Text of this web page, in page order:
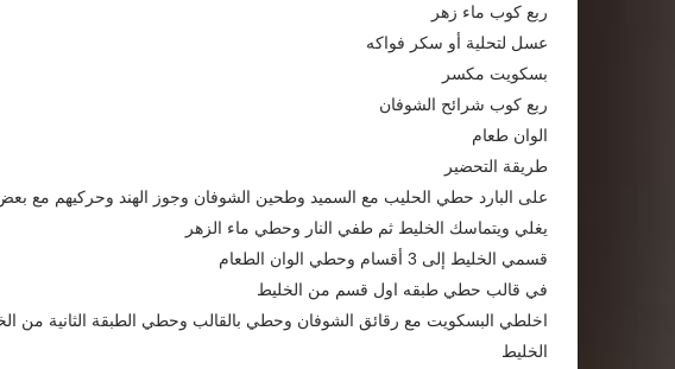
ربع كوب ماء زهر
عسل لتحلية أو سكر فواكه
بسكويت مكسر
ربع كوب شرائح الشوفان
الوان طعام
طريقة التحضير
على البارد حطي الحليب مع السميد وطحين الشوفان وجوز الهند وحركيهم مع
يغلي ويتماسك الخليط ثم طفي النار وحطي ماء الزهر
قسمي الخليط إلى 3 أقسام وحطي الوان الطعام
في قالب حطي طبقه اول قسم من الخليط
اخلطي البسكويت مع رقائق الشوفان وحطي بالقالب وحطي الطبقة الثانية من
الخليط